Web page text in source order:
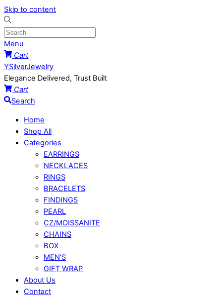
Skip to content
Menu
Cart
YSilverJewelry
Elegance Delivered, Trust Built
Cart
Search
Home
Shop All
Categories
EARRINGS
NECKLACES
RINGS
BRACELETS
FINDINGS
PEARL
CZ/MOISSANITE
CHAINS
BOX
MEN’S
GIFT WRAP
About Us
Contact